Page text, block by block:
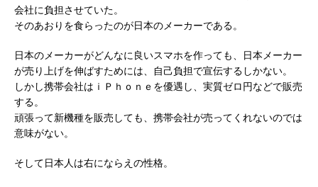
会社に負担させていた。
そのあおりを食らったのが日本のメーカーである。
日本のメーカーがどんなに良いスマホを作っても、日本メーカー
が売り上げを伸ばすためには、自己負担で宣伝するしかない。
しかし携帯会社はｉＰｈｏｎｅを優遇し、実質ゼロ円などで販売
する。
頑張って新機種を販売しても、携帯会社が売ってくれないのでは
意味がない。
そして日本人は右にならえの性格。